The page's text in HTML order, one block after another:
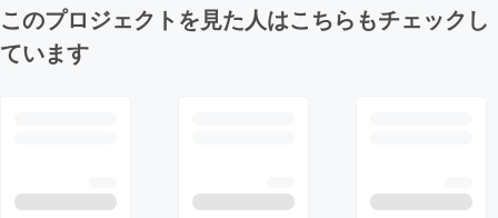
このプロジェクトを見た人はこちらもチェックし
ています